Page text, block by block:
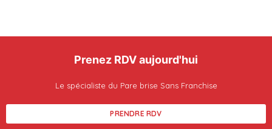
Prenez RDV aujourd'hui
Le spécialiste du Pare brise Sans Franchise
PRENDRE RDV